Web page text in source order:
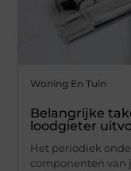
Woning En Tuin
Belangrijke
loodgieter
Het periodiek
componenten van